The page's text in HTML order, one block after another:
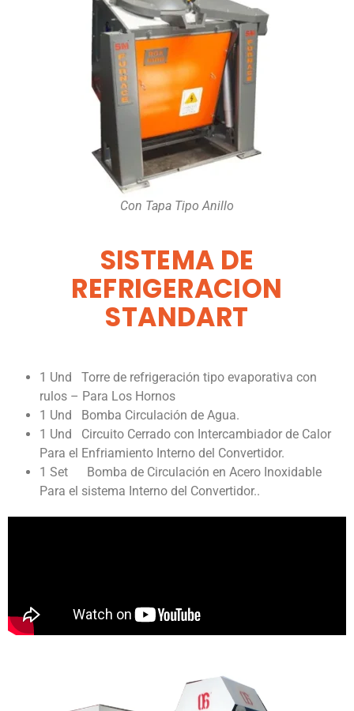
Con Tapa Tipo Anillo
SISTEMA DE
REFRIGERACION
STANDART
1 Und Torre de refrigeración tipo evaporativa con
rulos – Para Los Hornos
1 Und Bomba Circulación de Agua.
1 Und Circuito Cerrado con Intercambiador de Calor
Para el Enfriamiento Interno del Convertidor.
1 Set Bomba de Circulación en Acero Inoxidable
Para el sistema Interno del Convertidor..